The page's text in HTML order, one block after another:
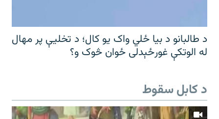
د طالبانو د بیا ځلي واک یو کال؛ د تخلیې پر مهال
له الوتکې غورځېدلی ځوان څوک و؟
د کابل سقوط